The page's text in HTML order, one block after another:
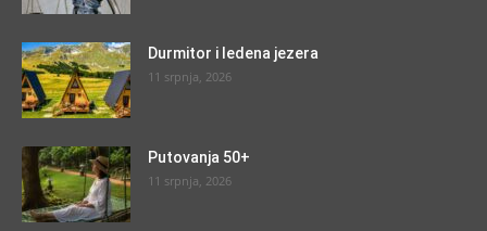
Durmitor i ledena jezera
11 srpnja, 2026
Putovanja 50+
11 srpnja, 2026